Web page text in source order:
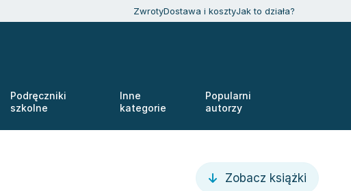
ZwrotyDostawa i kosztyJak to działa?
Podręczniki
szkolne
Inne
kategorie
Popularni
autorzy
Zobacz książki